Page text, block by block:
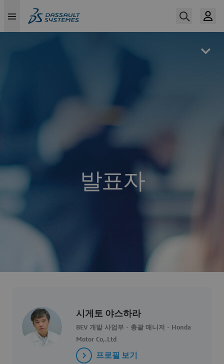
발표자
시게토 야스하라
BEV 개발 사업부 - 총괄 매니저 - Honda
Motor Co,.Ltd
프로필 보기